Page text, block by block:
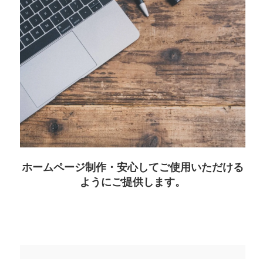
ホームページ制作・安心してご使用いただける
ようにご提供します。